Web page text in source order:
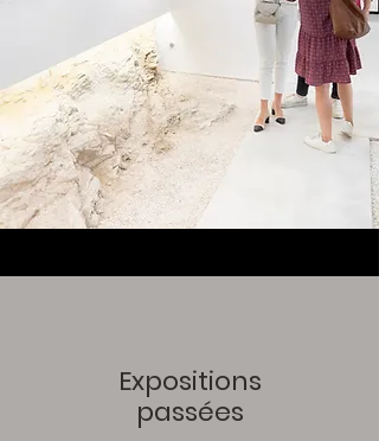
Expositions
passées